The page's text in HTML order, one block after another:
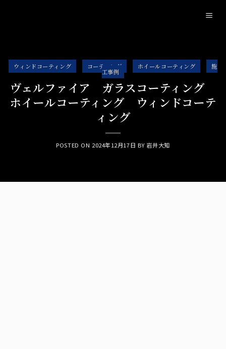
ウィンドコーティング コーティング ホイールコーティング 施
工事例
ヴェルファイア ガラスコーティング
ホイールコーティング ウィンドコーテ
ィング
POSTED ON 2024年12月17日 BY岩井大知